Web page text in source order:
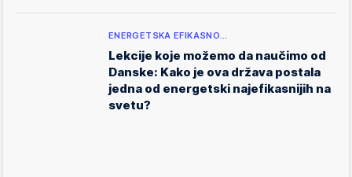
ENERGETSKA EFIKASNO…
Lekcije koje možemo da naučimo od
Danske: Kako je ova država postala
jedna od energetski najefikasnijih na
svetu?